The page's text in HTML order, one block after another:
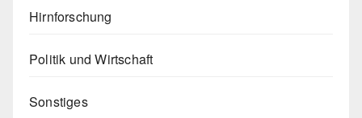
Hirnforschung
Politik und Wirtschaft
Sonstiges